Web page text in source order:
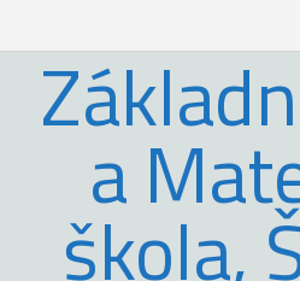
a
škola,